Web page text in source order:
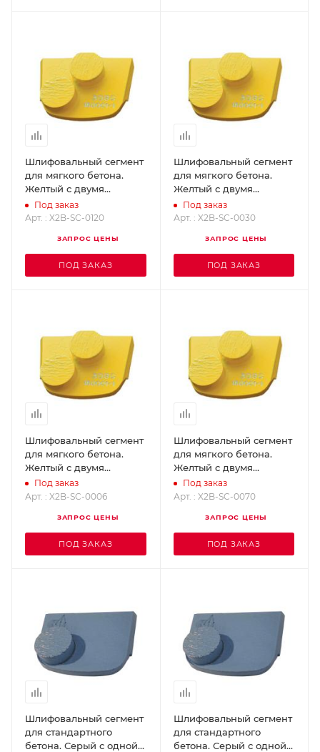
Шлифовальный сегмент
для мягкого бетона.
Желтый с двумя
кнопками - Grit 120
SUPERABRASIVE X2B-
Под заказ
Арт. : X2B-SC-0120
ЗАПРОС ЦЕНЫ
ПОД ЗАКАЗ
Шлифовальный сегмент
для мягкого бетона.
Желтый с двумя
кнопками - Grit 30
SUPERABRASIVE X2B-
Под заказ
Арт. : X2B-SC-0030
ЗАПРОС ЦЕНЫ
ПОД ЗАКАЗ
Шлифовальный сегмент
для мягкого бетона.
Желтый с двумя
кнопками - Grit 6
SUPERABRASIVE X2B-
Под заказ
Арт. : X2B-SC-0006
ЗАПРОС ЦЕНЫ
ПОД ЗАКАЗ
Шлифовальный сегмент
для мягкого бетона.
Желтый с двумя
кнопками - Grit 70
SUPERABRASIVE X2B-
Под заказ
Арт. : X2B-SC-0070
ЗАПРОС ЦЕНЫ
ПОД ЗАКАЗ
Шлифовальный сегмент
для стандартного
бетона. Серый с одной
Шлифовальный сегмент
для стандартного
бетона. Серый с одной